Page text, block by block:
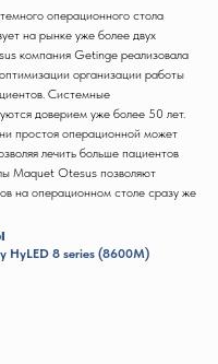
операционного стола
на рынке уже более двух
компания Getinge реализовала
организации работы
Системные
доверием уже более 50 лет.
простоя операционной может
лечить больше пациентов
Maquet Otesus позволяют
на операционном столе сразу же
HyLED 8 series (8600М)